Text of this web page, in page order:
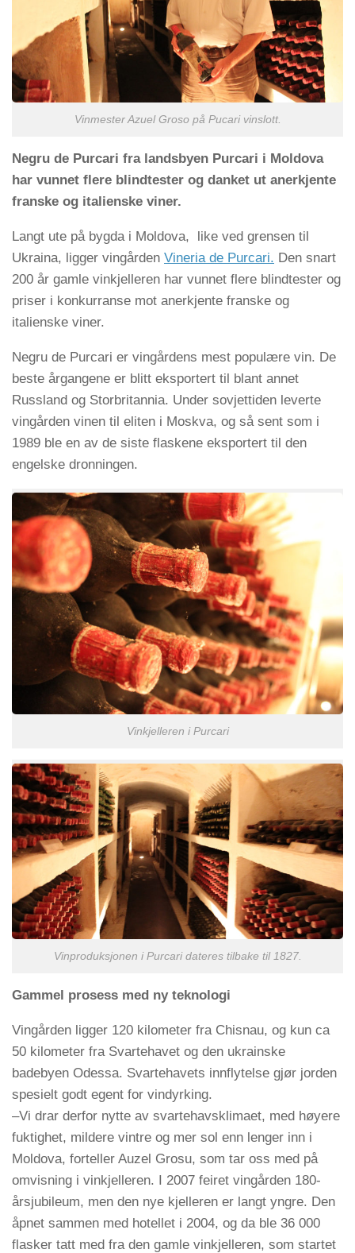
Vinmester Azuel Groso på Pucari vinslott.
Negru de Purcari fra landsbyen Purcari i Moldova
har vunnet flere blindtester og danket ut anerkjente
franske og italienske viner.
Langt ute på bygda i Moldova, like ved grensen til
Ukraina, ligger vingården Vineria de Purcari. Den snart
200 år gamle vinkjelleren har vunnet flere blindtester og
priser i konkurranse mot anerkjente franske og
italienske viner.
Negru de Purcari er vingårdens mest populære vin. De
beste årgangene er blitt eksportert til blant annet
Russland og Storbritannia. Under sovjettiden leverte
vingården vinen til eliten i Moskva, og så sent som i
1989 ble en av de siste flaskene eksportert til den
engelske dronningen.
Vinkjelleren i Purcari
Vinproduksjonen i Purcari dateres tilbake til 1827.
Gammel prosess med ny teknologi
Vingården ligger 120 kilometer fra Chisnau, og kun ca
50 kilometer fra Svartehavet og den ukrainske
badebyen Odessa. Svartehavets innflytelse gjør jorden
spesielt godt egent for vindyrking.
–Vi drar derfor nytte av svartehavsklimaet, med høyere
fuktighet, mildere vintre og mer sol enn lenger inn i
Moldova, forteller Auzel Grosu, som tar oss med på
omvisning i vinkjelleren. I 2007 feiret vingården 180-
årsjubileum, men den nye kjelleren er langt yngre. Den
åpnet sammen med hotellet i 2004, og da ble 36 000
flasker tatt med fra den gamle vinkjelleren, som startet